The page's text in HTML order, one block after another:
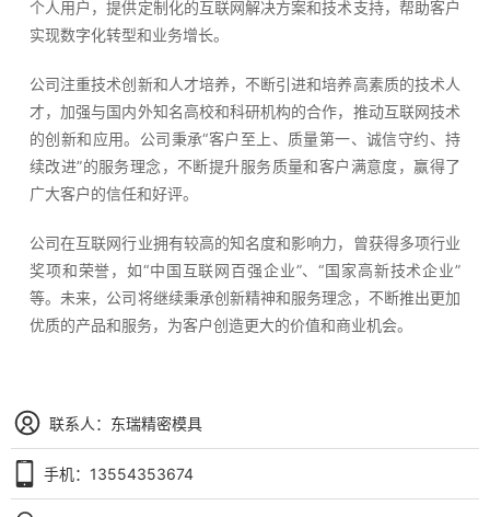
个人用户，提供定制化的互联网解决方案和技术支持，帮助客户
实现数字化转型和业务增长。
公司注重技术创新和人才培养，不断引进和培养高素质的技术人
才，加强与国内外知名高校和科研机构的合作，推动互联网技术
的创新和应用。公司秉承“客户至上、质量第一、诚信守约、持
续改进”的服务理念，不断提升服务质量和客户满意度，赢得了
广大客户的信任和好评。
公司在互联网行业拥有较高的知名度和影响力，曾获得多项行业
奖项和荣誉，如“中国互联网百强企业”、“国家高新技术企业”
等。未来，公司将继续秉承创新精神和服务理念，不断推出更加
优质的产品和服务，为客户创造更大的价值和商业机会。
联系人：东瑞精密模具
手机：13554353674